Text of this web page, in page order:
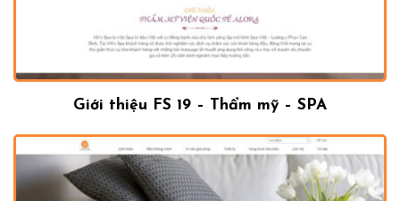
Giới thiệu FS 19 – Thẩm mỹ – SPA